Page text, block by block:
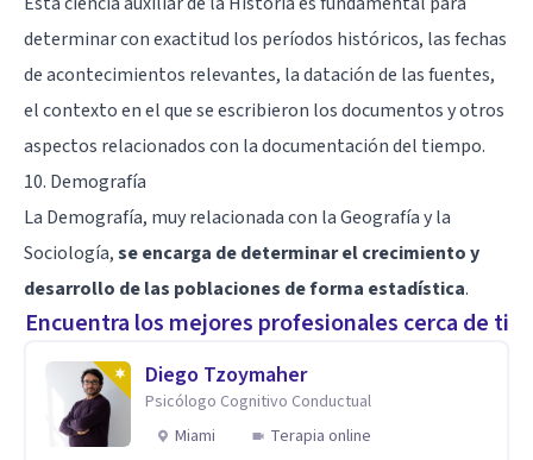
determinar con exactitud los períodos históricos, las fechas
de acontecimientos relevantes, la datación de las fuentes,
el contexto en el que se escribieron los documentos y otros
aspectos relacionados con la documentación del tiempo.
10. Demografía
La Demografía, muy relacionada con la Geografía y la
Sociología,se encarga de determinar el crecimiento y
desarrollo de las poblaciones de forma estadística.
Encuentra los mejores profesionales cerca de ti
Diego Tzoymaher
Psicólogo Cognitivo Conductual
Miami
Terapia online